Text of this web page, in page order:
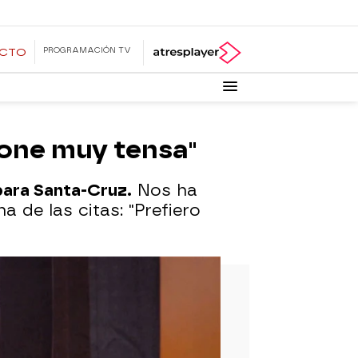
PROGRAMACIÓN TV
muy tensa"
Santa-Cruz. Nos ha
de las citas: "Prefiero